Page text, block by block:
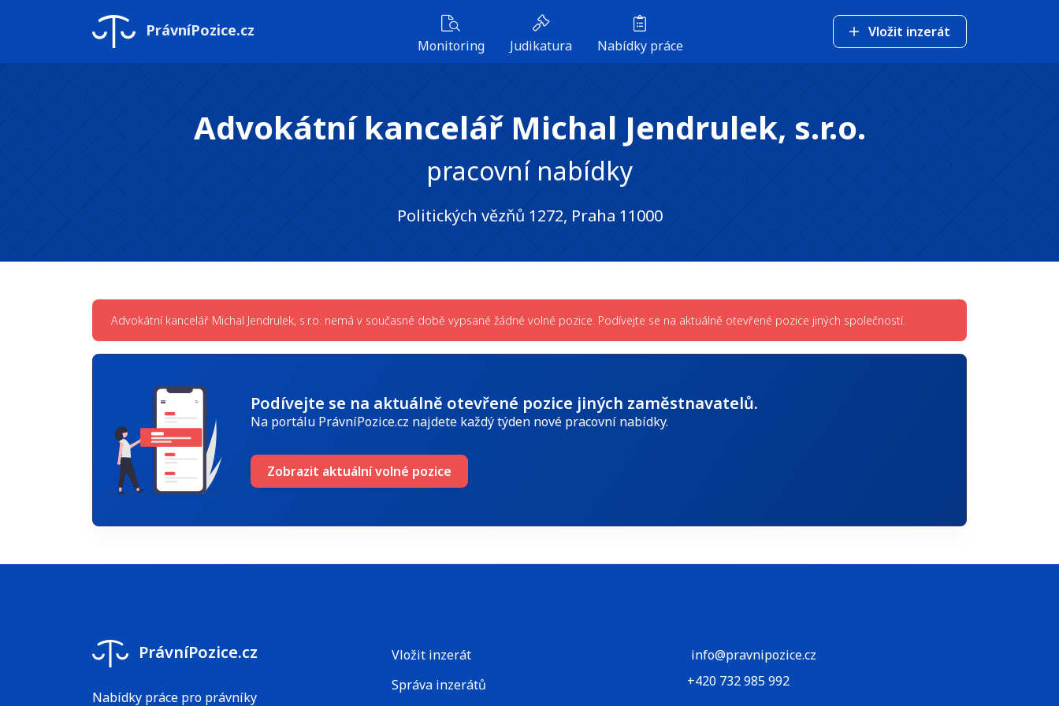
PrávníPozice.cz
Monitoring Judikatura Nabídky práce
Vložit inzerát
Advokátní kancelář Michal Jendrulek, s.r.o.
pracovní nabídky
Politických vězňů 1272, Praha 11000
Advokátní kancelář Michal Jendrulek, s.r.o. nemá v současné době vypsané žádné volné pozice. Podívejte se na aktuálně otevřené pozice jiných společností.
Podívejte se na aktuálně otevřené pozice jiných zaměstnavatelů.
Na portálu PrávníPozice.cz najdete každý týden nové pracovní nabídky.
Zobrazit aktuální volné pozice
PrávníPozice.cz
Nabídky práce pro právníky
Vložit inzerát
Správa inzerátů
info@pravnipozice.cz
+420 732 985 992